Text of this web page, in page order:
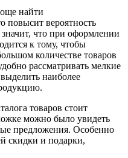
найти
повысит вероятность
что при оформлении
к тому, чтобы
количестве товаров
рассматривать мелкие
наиболее
товаров стоит
можно было увидеть
предложения. Особенно
скидки и подарки,